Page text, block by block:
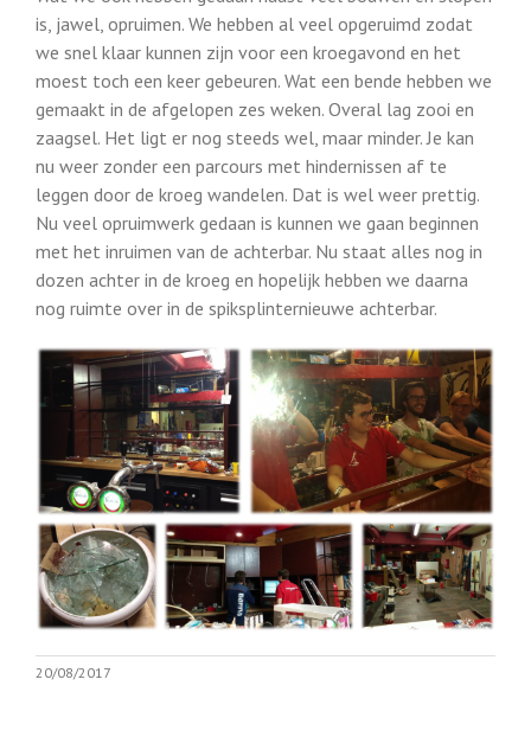
is, jawel, opruimen. We hebben al veel opgeruimd zodat
we snel klaar kunnen zijn voor een kroegavond en het
moest toch een keer gebeuren. Wat een bende hebben we
gemaakt in de afgelopen zes weken. Overal lag zooi en
zaagsel. Het ligt er nog steeds wel, maar minder. Je kan
nu weer zonder een parcours met hindernissen af te
leggen door de kroeg wandelen. Dat is wel weer prettig.
Nu veel opruimwerk gedaan is kunnen we gaan beginnen
met het inruimen van de achterbar. Nu staat alles nog in
dozen achter in de kroeg en hopelijk hebben we daarna
nog ruimte over in de spiksplinternieuwe achterbar.
20/08/2017